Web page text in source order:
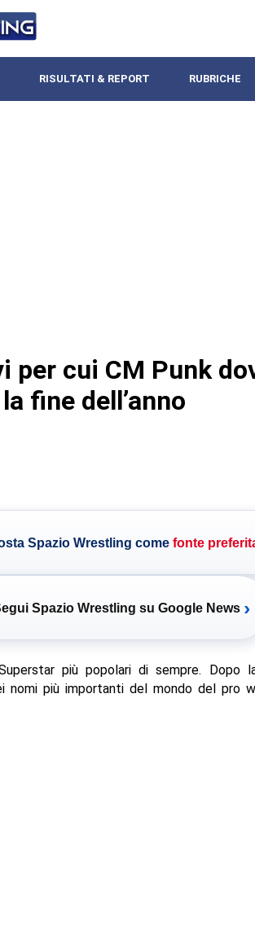
RISULTATI & REPORT RUBRICHE
per cui CM Punk
fine dell’anno
Spazio Wrestling come fonte
Spazio Wrestling su Google News ›
più popolari di sempre. Dopo
nomi più importanti del mondo del pro